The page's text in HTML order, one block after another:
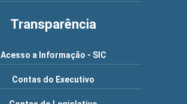
Transparência
Acesso a Informação - SIC
Contas do Executivo